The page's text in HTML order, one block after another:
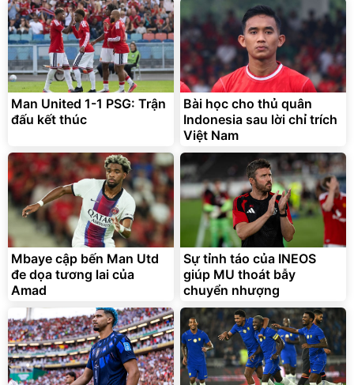
Man United 1-1 PSG: Trận
đấu kết thúc
Bài học cho thủ quân
Indonesia sau lời chỉ trích
Việt Nam
Mbaye cập bến Man Utd
đe dọa tương lai của
Amad
Sự tỉnh táo của INEOS
giúp MU thoát bẫy
chuyển nhượng